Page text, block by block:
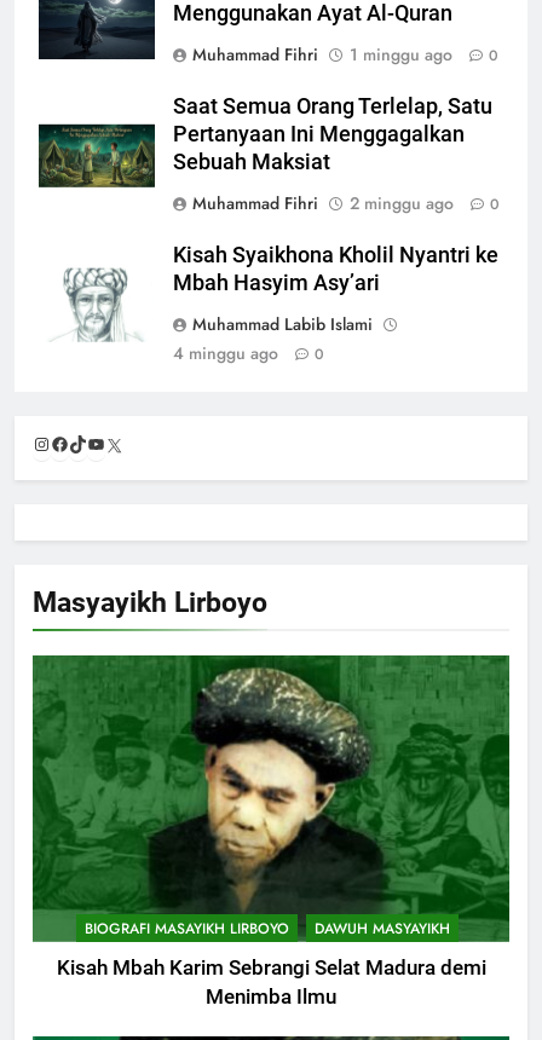
Menggunakan Ayat Al-Quran
Muhammad Fihri
1 minggu ago 0
Saat Semua Orang Terlelap, Satu
Pertanyaan Ini Menggagalkan
Sebuah Maksiat
Muhammad Fihri
2 minggu ago 0
Kisah Syaikhona Kholil Nyantri ke
Mbah Hasyim Asy’ari
Muhammad Labib Islami
4 minggu ago
0
Instagram
Facebook
TikTok
YouTube
Masyayikh Lirboyo
BIOGRAFI MASAYIKH LIRBOYO DAWUH MASYAYIKH
Kisah Mbah Karim Sebrangi Selat Madura demi
Menimba Ilmu